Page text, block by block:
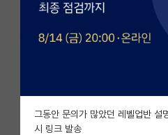
전체글보기
베스트 게시판
자유 게시판(아무개랩)
미국 유학 게시판
그동안 문의가 많았던 레벨업반 설
시 링크 발송